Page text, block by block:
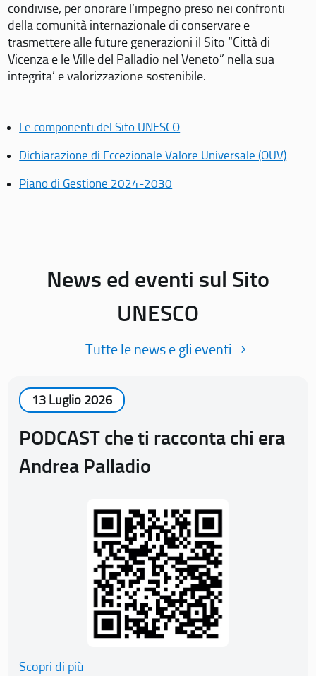
condivise, per onorare l’impegno preso nei confronti
della comunità internazionale di conservare e
trasmettere alle future generazioni il Sito “Città di
Vicenza e le Ville del Palladio nel Veneto” nella sua
integrita’ e valorizzazione sostenibile.
Le componenti del Sito UNESCO
Dichiarazione di Eccezionale Valore Universale (OUV)
Piano di Gestione 2024-2030
News ed eventi sul Sito
UNESCO
Tutte le news e gli eventi
13 Luglio 2026
PODCAST che ti racconta chi era
Andrea Palladio
Scopri di più